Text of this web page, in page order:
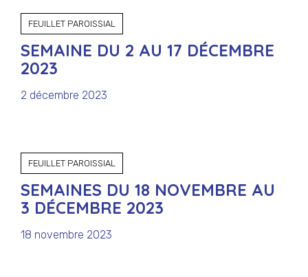
FEUILLET PAROISSIAL
SEMAINE DU 2 AU 17 DÉCEMBRE
2023
2 décembre 2023
FEUILLET PAROISSIAL
SEMAINES DU 18 NOVEMBRE AU
3 DÉCEMBRE 2023
18 novembre 2023